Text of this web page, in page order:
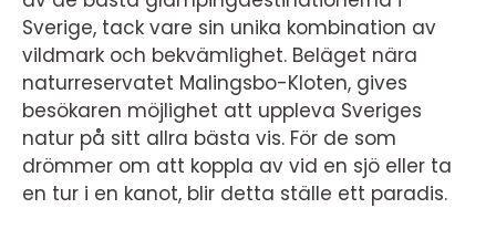
Sverige, tack vare sin unika kombination av
vildmark och bekvämlighet. Beläget nära
naturreservatet Malingsbo-Kloten, gives
besökaren möjlighet att uppleva Sveriges
natur på sitt allra bästa vis. För de som
drömmer om att koppla av vid en sjö eller ta
en tur i en kanot, blir detta ställe ett paradis.